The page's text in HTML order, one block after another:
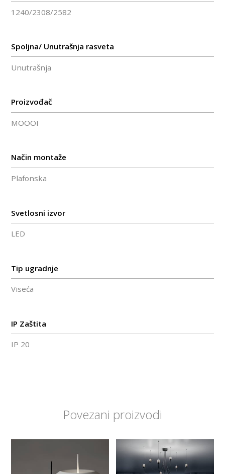
1240/2308/2582
Spoljna/ Unutrašnja rasveta
Unutrašnja
Proizvođač
MOOOI
Način montaže
Plafonska
Svetlosni izvor
LED
Tip ugradnje
Viseća
IP Zaštita
IP 20
Povezani proizvodi